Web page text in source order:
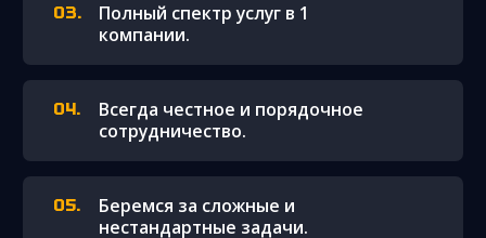
Полный спектр услуг в 1
компании.
Всегда честное и порядочное
сотрудничество.
Беремся за сложные и
нестандартные задачи.